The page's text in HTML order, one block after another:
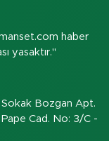
haber
yasaktır."
Sokak Bozgan Apt.
Cad. No: 3/C -